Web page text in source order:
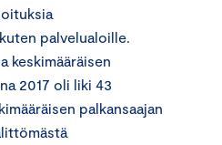
palvelualoille.
keskimääräisen
2017 oli liki 43
palkansaajan